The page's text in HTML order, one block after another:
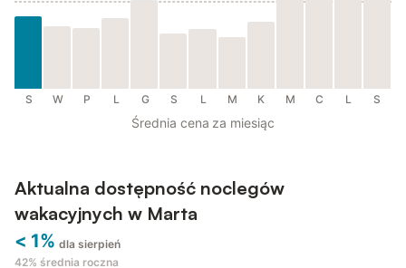
S W P L G S L M K M C L S
Średnia cena za miesiąc
Aktualna dostępność noclegów
wakacyjnych w Marta
< 1% dla sierpień
42% średnia roczna